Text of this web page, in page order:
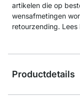
artikelen die op
wensafmetingen
retourzending. Lees
Productdetails